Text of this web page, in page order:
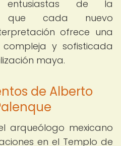
entusiastas de la
que cada nuevo
ofrece una
y sofisticada
maya.
de Alberto
arqueólogo mexicano
en el Templo de